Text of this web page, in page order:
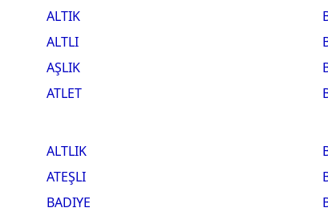
ALTIK
ALTLI
AŞLIK
ATLET
ALTLIK
ATEŞLI
BADIYE